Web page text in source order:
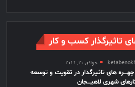
تاثیرگذار کسب و کار
جولای 21, 2021
های تاثیرگذار در تقویت و توسعه
شهری لاهیـــجان